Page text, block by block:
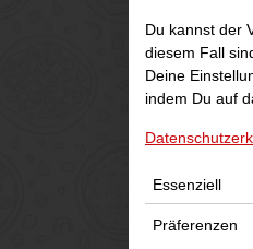
Du kannst der
diesem Fall
Deine
indem Du auf
Essenziell
Präferenzen